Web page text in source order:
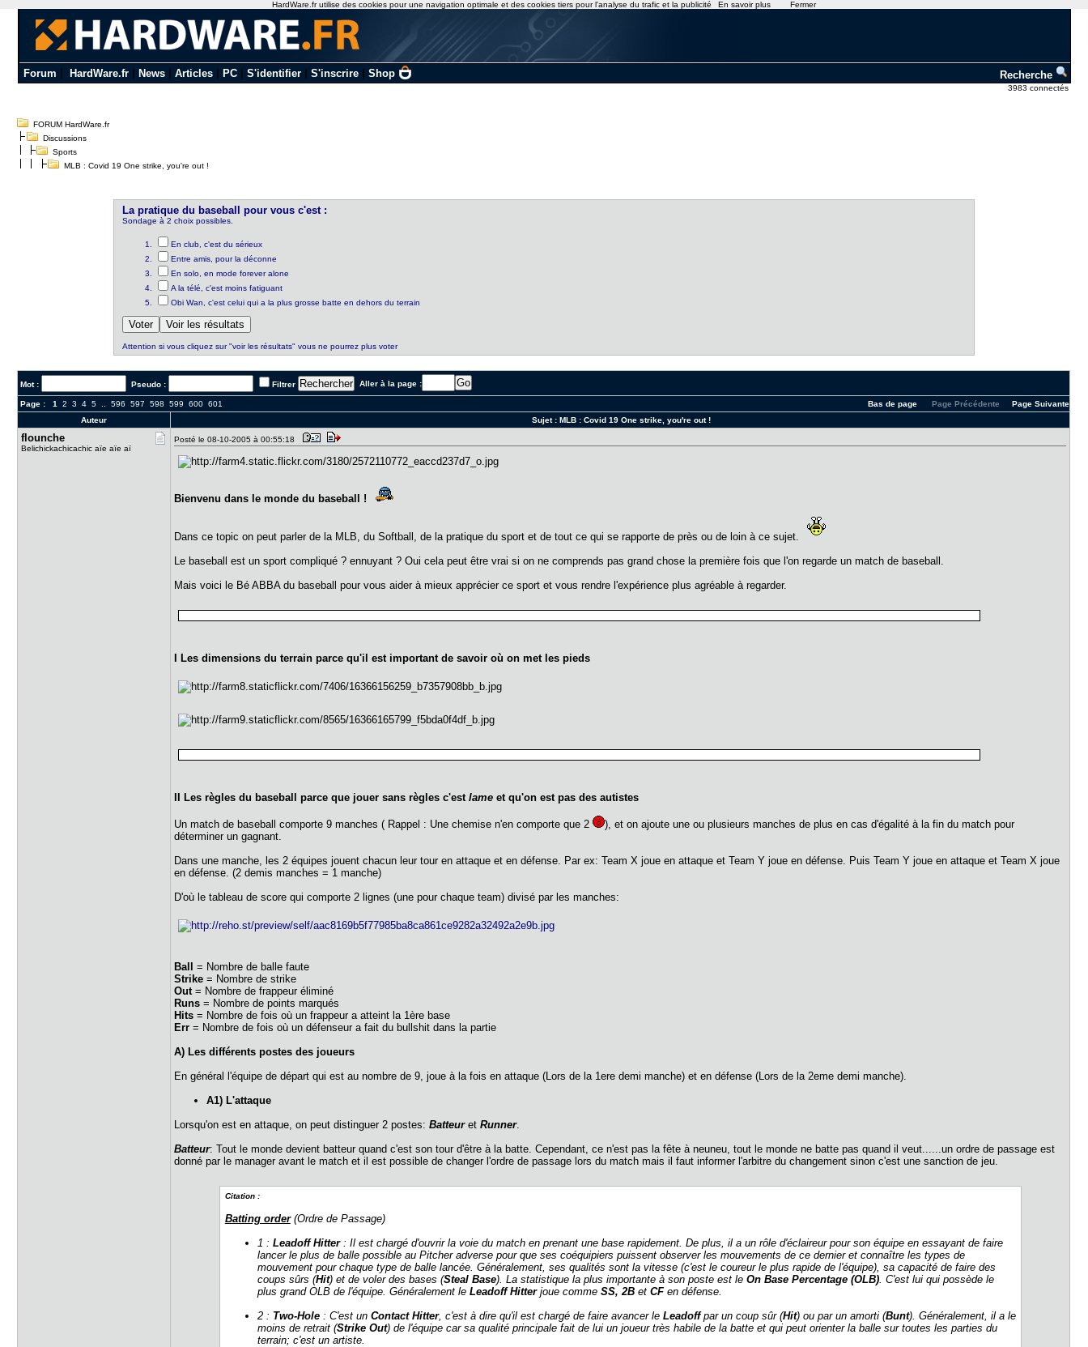
Forum HardWare.fr| News| Articles| PC| S'identifier| S'inscrire| Shop Recherche
3983 connectés
FORUM HardWare.fr
Discussions
Sports
MLB : Covid 19 One strike, you're out !
La pratique du baseball pour vous c'est :
Sondage à 2 choix possibles.
En club, c'est du sérieux
Entre amis, pour la déconne
En solo, en mode forever alone
A la télé, c'est moins fatiguant
Obi Wan, c'est celui qui a la plus grosse batte en dehors du terrain
Attention si vous cliquez sur "voir les résultats" vous ne pourrez plus voter
Mot : Pseudo : Filtrer Aller à la page :
Page : 1 2 3 4 5 ..596 597 598 599 600 601 Page Suivante
Page Précédente
Bas de page
Auteur
Sujet :MLB : Covid 19 One strike, you're out !
flounche
Belichickachicachic aïe aïe aï
Posté le 08-10-2005 à 00:55:18
Bienvenu dans le monde du baseball !
Dans ce topic on peut parler de la MLB, du Softball, de la pratique du sport et de tout ce qui se rapporte de près ou de loin à ce sujet.
Le baseball est un sport compliqué ? ennuyant ? Oui cela peut être vrai si on ne comprends pas grand chose la première fois que l'on regarde un match de baseball.
Mais voici le Bé ABBA du baseball pour vous aider à mieux apprécier ce sport et vous rendre l'expérience plus agréable à regarder.
I Les dimensions du terrain parce qu'il est important de savoir où on met les pieds
II Les règles du baseball parce que jouer sans règles c'estlame et qu'on est pas des autistes
Un match de baseball comporte 9 manches ( Rappel : Une chemise n'en comporte que 2
), et on ajoute une ou plusieurs manches de plus en cas d'égalité à la fin du match pour
déterminer un gagnant.
Dans une manche, les 2 équipes jouent chacun leur tour en attaque et en défense. Par ex: Team X joue en attaque et Team Y joue en défense. Puis Team Y joue en attaque et Team X joue
en défense. (2 demis manches = 1 manche)
D'où le tableau de score qui comporte 2 lignes (une pour chaque team) divisé par les manches:
Ball
= Nombre de balle faute
Strike = Nombre de strike
Out= Nombre de frappeur éliminé
Runs= Nombre de points marqués
Hits= Nombre de fois où un frappeur a atteint la 1ère base
Err = Nombre de fois où un défenseur a fait du bullshit dans la partie
A) Les différents postes des joueurs
En général l'équipe de départ qui est au nombre de 9, joue à la fois en attaque (Lors de la 1ere demi manche) et en défense (Lors de la 2eme demi manche).
A1) L'attaque
Lorsqu'on est en attaque, on peut distinguer 2 postes:BatteuretRunner.
Batteur: Tout le monde devient batteur quand c'est son tour d'être à la batte. Cependant, ce n'est pas la fête à neuneu, tout le monde ne batte pas quand il veut......un ordre de passage est
donné par le manager avant le match et il est possible de changer l'ordre de passage lors du match mais il faut informer l'arbitre du changement sinon c'est une sanction de jeu.
Citation :
Batting order(Ordre de Passage)
1 : Leadoff Hitter: Il est chargé d'ouvrir la voie du match en prenant une base rapidement. De plus, il a un rôle d'éclaireur pour son équipe en essayant de faire
lancer le plus de balle possible au Pitcher adverse pour que ses coéquipiers puissent observer les mouvements de ce dernier et connaître les types de
mouvement pour chaque type de balle lancée. Généralement, ses qualités sont la vitesse (c'est le coureur le plus rapide de l'équipe), sa capacité de faire des
coups sûrs (Hit) et de voler des bases (Steal Base). La statistique la plus importante à son poste est le On Base Percentage (OLB). C'est lui qui possède le
plus grand OLB de l'équipe. Généralement le Leadoff Hitterjoue comme SS, 2Bet CFen défense.
2 : Two-Hole: C'est un Contact Hitter, c'est à dire qu'il est chargé de faire avancer le Leadoffpar un coup sûr (Hit) ou par un amorti (Bunt). Généralement, il a le
moins de retrait (Strike Out) de l'équipe car sa qualité principale fait de lui un joueur très habile de la batte et qui peut orienter la balle sur toutes les parties du
terrain; c'est un artiste.
HardWare.fr utilise des cookies pour une navigation optimale et des cookies tiers pour l'analyse du trafic et la publicité En savoir plus Fermer